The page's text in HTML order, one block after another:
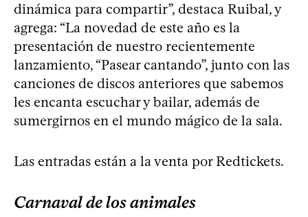
dinámica para compartir”, destaca Ruibal, y
agrega: “La novedad de este año es la
presentación de nuestro recientemente
lanzamiento, “Pasear cantando”, junto con las
canciones de discos anteriores que sabemos
les encanta escuchar y bailar, además de
sumergirnos en el mundo mágico de la sala.
Las entradas están a la venta por Redtickets.
Carnaval de los animales